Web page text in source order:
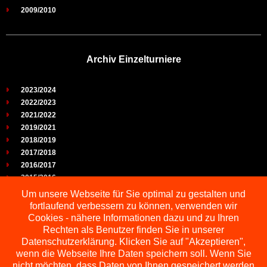
2009/2010
Archiv Einzelturniere
2023/2024
2022/2023
2021/2022
2019/2021
2018/2019
2017/2018
2016/2017
2015/2016
2014/2015
2013/2014
2012/2013
2011/2012
2010/2011
2009/2010
Um unsere Webseite für Sie optimal zu gestalten und
fortlaufend verbessern zu können, verwenden wir
Cookies - nähere Informationen dazu und zu Ihren
Rechten als Benutzer finden Sie in unserer
Datenschutzerklärung. Klicken Sie auf "Akzeptieren",
wenn die Webseite Ihre Daten speichern soll. Wenn Sie